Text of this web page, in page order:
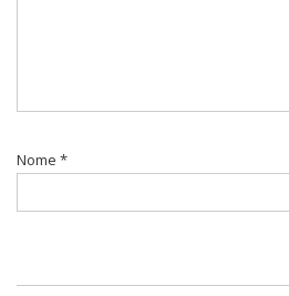
Nome *